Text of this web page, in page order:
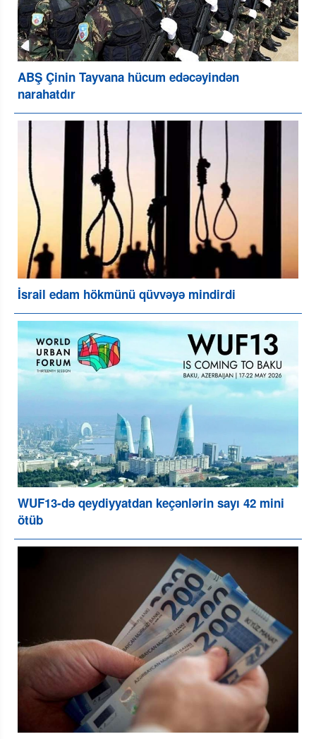
ABŞ Çinin Tayvana hücum edəcəyindən
narahatdır
İsrail edam hökmünü qüvvəyə mindirdi
WUF13-də qeydiyyatdan keçənlərin sayı 42 mini
ötüb